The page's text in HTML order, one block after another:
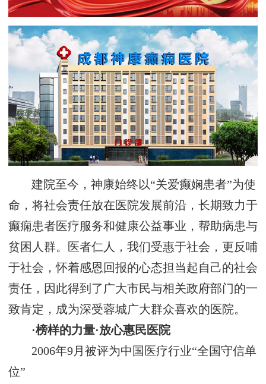
建院至今，神康始终以“关爱癫娴患者”为使
命，将社会责任放在医院发展前沿，长期致力于
癫痫患者医疗服务和健康公益事业，帮助病患与
贫困人群。医者仁人，我们受惠于社会，更反哺
于社会，怀着感恩回报的心态担当起自己的社会
责任，因此得到了广大市民与相关政府部门的一
致肯定，成为深受蓉城广大群众喜欢的医院。
·榜样的力量·放心惠民医院
2006年9月被评为中国医疗行业“全国守信单
位”